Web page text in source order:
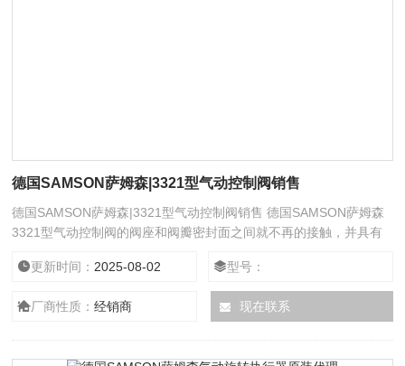
德国SAMSON萨姆森|3321型气动控制阀销售
德国SAMSON萨姆森|3321型气动控制阀销售 德国SAMSON萨姆森
3321型气动控制阀的阀座和阀瓣密封面之间就不再的接触，并具有
及节流使用。它具有相同的旋转90度提动作，不同的是旋塞体是球
体，有圆形通孔或通道通过其轴线。球面和通道口的比例应该是这样
的，即当球旋转90度时，在进、出口处应全部呈现球面，从而截断
更新时间： 2025-08-02 型号：
厂商性质：经销商 现在联系